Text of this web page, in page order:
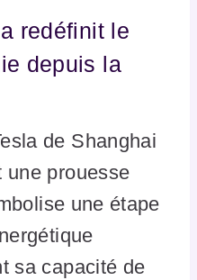
redéfinit le
depuis la
de Shanghai
une prouesse
une étape
sa capacité de